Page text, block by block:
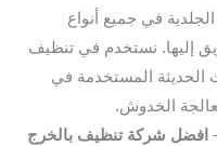
في جميع أنواع
إليها. نستخدم في تنظيف
الحديثة المستخدمة في
الخدوش.
افضل شركة تنظيف بالخرج